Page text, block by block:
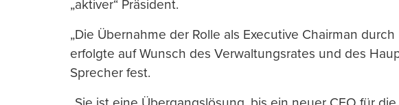
„aktiver“ Präsident.
„Die Übernahme der Rolle als Executive Chairman
erfolgte auf Wunsch des Verwaltungsrates und des
Sprecher fest.